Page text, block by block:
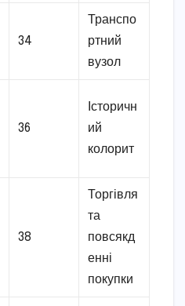
34
Транспо
ртний
вузол
36
Історичн
ий
колорит
38
Торгівля
та
повсякд
енні
покупки